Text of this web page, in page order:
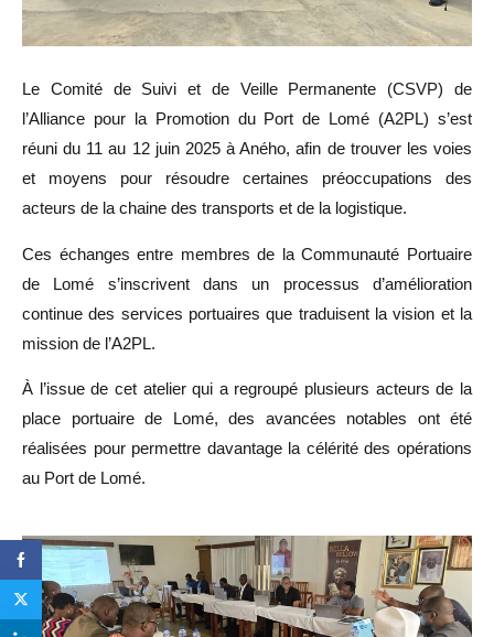
Le Comité de Suivi et de Veille Permanente (CSVP) de
l’Alliance pour la Promotion du Port de Lomé (A2PL) s’est
réuni du 11 au 12 juin 2025 à Aného, afin de trouver les voies
et moyens pour résoudre certaines préoccupations des
acteurs de la chaine des transports et de la logistique.
Ces échanges entre membres de la Communauté Portuaire
de Lomé s’inscrivent dans un processus d’amélioration
continue des services portuaires que traduisent la vision et la
mission de l’A2PL.
À l’issue de cet atelier qui a regroupé plusieurs acteurs de la
place portuaire de Lomé, des avancées notables ont été
réalisées pour permettre davantage la célérité des opérations
au Port de Lomé.